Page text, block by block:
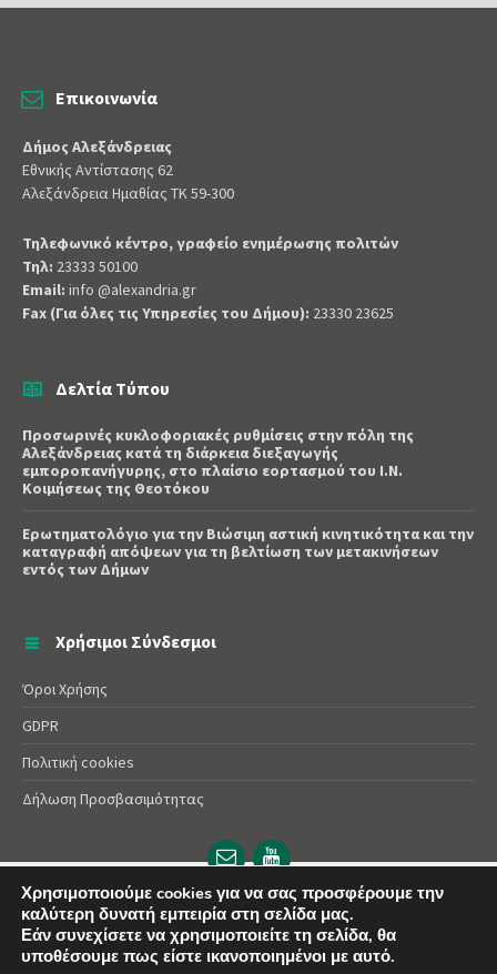
Επικοινωνία
Δήμος Αλεξάνδρειας
Εθνικής Αντίστασης 62
Αλεξάνδρεια Ημαθίας ΤΚ 59-300
Τηλεφωνικό κέντρο, γραφείο ενημέρωσης πολιτών
Τηλ: 23333 50100
Email: info @alexandria.gr
Fax (Για όλες τις Υπηρεσίες του Δήμου): 23330 23625
Δελτία Τύπου
Προσωρινές κυκλοφοριακές ρυθμίσεις στην πόλη της
Αλεξάνδρειας κατά τη διάρκεια διεξαγωγής
εμποροπανήγυρης, στο πλαίσιο εορτασμού του Ι.Ν.
Κοιμήσεως της Θεοτόκου
Ερωτηματολόγιο για την Βιώσιμη αστική κινητικότητα και την
καταγραφή απόψεων για τη βελτίωση των μετακινήσεων
εντός των Δήμων
Χρήσιμοι Σύνδεσμοι
Όροι Χρήσης
GDPR
Πολιτική cookies
Δήλωση Προσβασιμότητας
Email
url
YouTube
url
© 2025 Δήμος Αλεξάνδρειας | Powered byApogee
Χρησιμοποιούμε cookies για να σας προσφέρουμε την
καλύτερη δυνατή εμπειρία στη σελίδα μας.
Εάν συνεχίσετε να χρησιμοποιείτε τη σελίδα, θα
υποθέσουμε πως είστε ικανοποιημένοι με αυτό.